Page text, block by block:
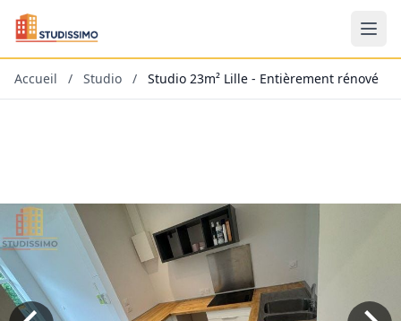
Accueil / Studio / Studio 23m² Lille - Entièrement rénové